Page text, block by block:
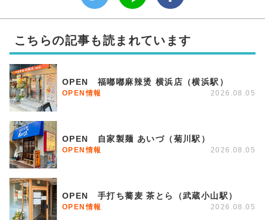
こちらの記事も読まれています
OPEN 福嘟嘟麻辣烫 横浜店（横浜駅）
OPEN情報 2026.08.05
OPEN 自家製麺 あいづ（菊川駅）
OPEN情報 2026.08.05
OPEN 手打ち蕎麦 茶とら（武蔵小山駅）
OPEN情報 2026.08.05